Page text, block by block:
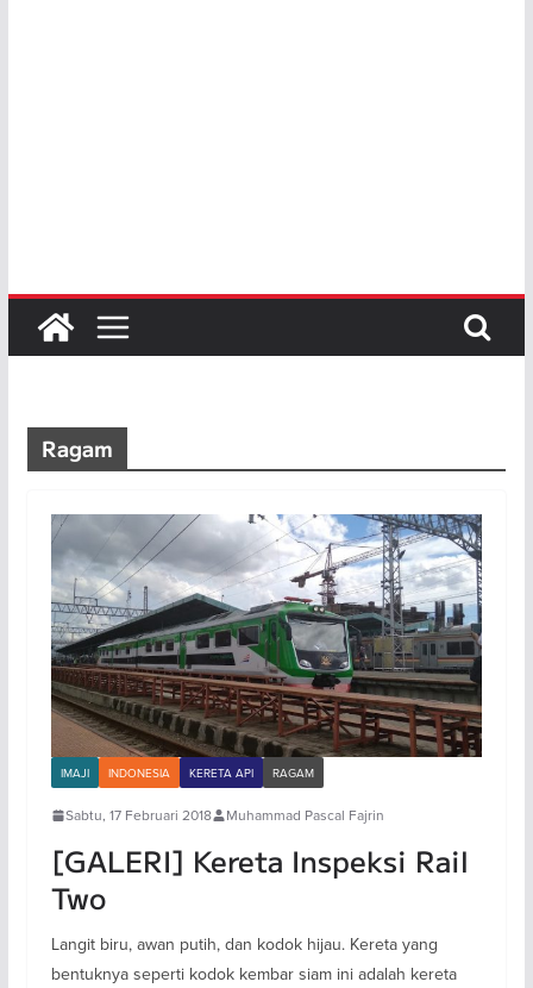
Ragam
IMAJI INDONESIA KERETA API RAGAM
Sabtu, 17 Februari 2018 Muhammad Pascal Fajrin
[GALERI] Kereta Inspeksi Rail
Two
Langit biru, awan putih, dan kodok hijau. Kereta yang
bentuknya seperti kodok kembar siam ini adalah kereta